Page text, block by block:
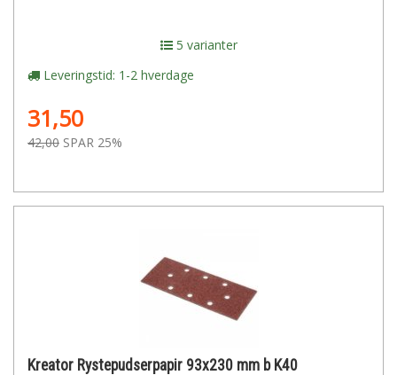
5 varianter
Leveringstid: 1-2 hverdage
31,50
42,00 SPAR 25%
Kreator Rystepudserpapir 93x230 mm b K40